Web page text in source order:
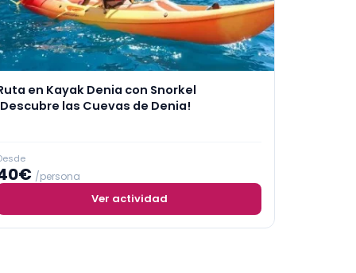
en Kayak Denia con Snorkel
las Cuevas de Denia!
/persona
Ver actividad